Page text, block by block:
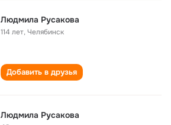
Людмила Русакова
114 лет,Челябинск
Добавить в друзья
Людмила Русакова